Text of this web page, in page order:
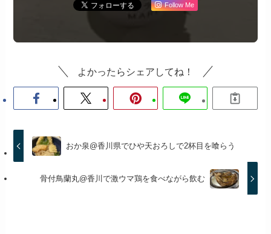
Follow Me
よかったらシェアしてね！
おか泉@香川県でひや天おろしで2杯目を喰らう
骨付鳥蘭丸@香川で激ウマ鶏を食べながら飲む